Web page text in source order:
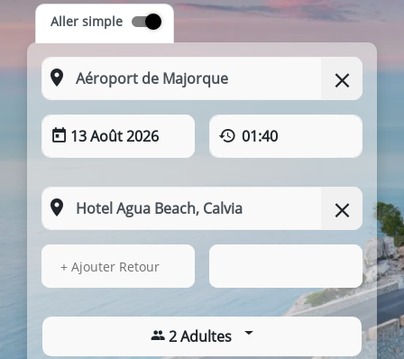
Aller simple
13 Août 2026 01:40
13 Août 2026
+ Ajouter Retour
2 Adultes